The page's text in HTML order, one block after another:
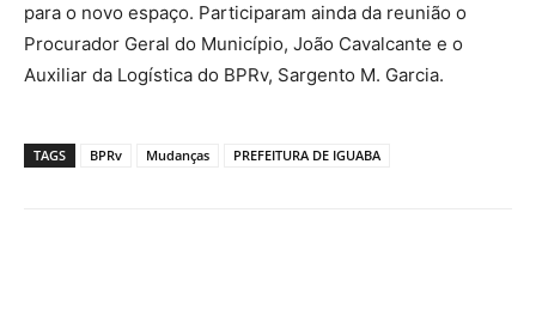
para o novo espaço. Participaram ainda da reunião o
Procurador Geral do Município, João Cavalcante e o
Auxiliar da Logística do BPRv, Sargento M. Garcia.
TAGS BPRv Mudanças PREFEITURA DE IGUABA